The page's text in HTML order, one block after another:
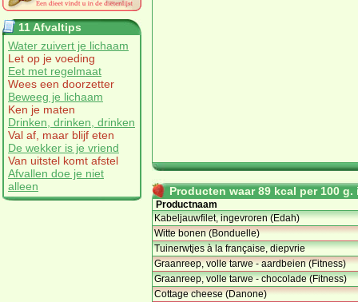
11 Afvaltips
Water zuivert je lichaam
Let op je voeding
Eet met regelmaat
Wees een doorzetter
Beweeg je lichaam
Ken je maten
Drinken, drinken, drinken
Val af, maar blijf eten
De wekker is je vriend
Van uitstel komt afstel
Afvallen doe je niet
alleen
Producten waar 89 kcal per 100
Productnaam
Kabeljauwfilet, ingevroren (Edah)
Witte bonen (Bonduelle)
Tuinerwtjes à la française, diepvrie
Graanreep, volle tarwe - aardbeien (Fitness)
Graanreep, volle tarwe - chocolade (Fitness)
Cottage cheese (Danone)